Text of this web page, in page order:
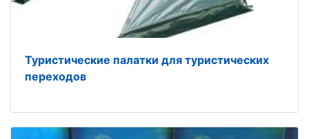
Туристические палатки для туристических
переходов